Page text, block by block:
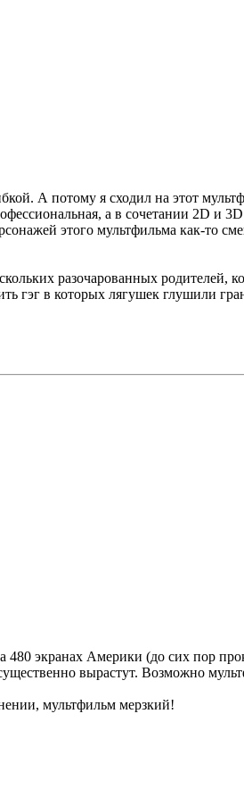
А потому я сходил на этот
а в сочетании 2D и
этого мультфильма как-то
разочарованных
гэг в которых лягушек глушили
экранах Америки (до сих пор
вырастут. Возможно
мультфильм мерзкий!